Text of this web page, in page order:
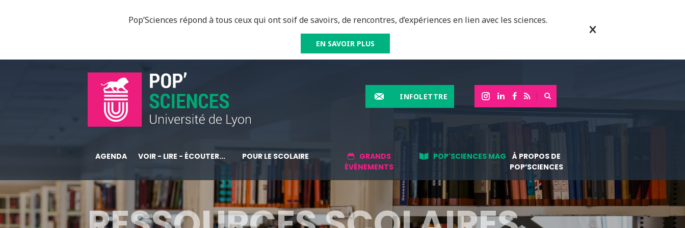
Pop’Sciences répond à tous ceux qui ont soif de savoirs, de rencontres, d’expériences en lien avec les sciences.
EN SAVOIR PLUS
INFOLETTRE
AGENDA VOIR - LIRE - ÉCOUTER... POUR LE SCOLAIRE
GRANDS
ÉVÉNEMENTS
POP'SCIENCES MAG
À PROPOS DE
POP’SCIENCES